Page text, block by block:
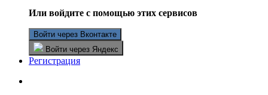
Или войдите с помощью этих сервисов
Войти через Вконтакте
Войти через Яндекс
Регистрация